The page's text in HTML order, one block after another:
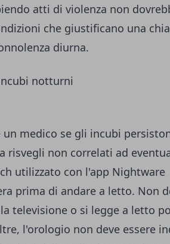
atti di violenza non
che giustificano una
diurna.
medico se gli incubi
risvegli non correlati ad
utilizzato con l'app Nightware
prima di andare a letto. Non
televisione o si legge a letto
l'orologio non deve essere